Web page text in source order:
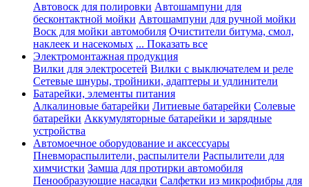
Автовоск для полировки Автошампуни для
бесконтактной мойки Автошампуни для ручной мойки
Воск для мойки автомобиля Очистители битума, смол,
наклеек и насекомых ... Показать все
Электромонтажная продукция
Вилки для электросетей Вилки с выключателем и реле
Сетевые шнуры, тройники, адаптеры и удлинители
Батарейки, элементы питания
Алкалиновые батарейки Литиевые батарейки Солевые
батарейки Аккумуляторные батарейки и зарядные
устройства
Автомоечное оборудование и аксессуары
Пневмораспылители, распылители Распылители для
химчистки Замша для протирки автомобиля
Пенообразующие насадки Салфетки из микрофибры для